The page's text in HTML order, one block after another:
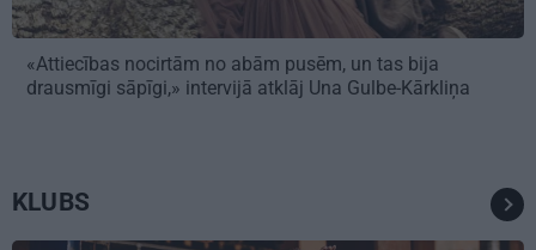
«Attiecības nocirtām no abām pusēm, un tas bija
drausmīgi sāpīgi,» intervijā atklāj Una Gulbe-Kārkliņa
KLUBS